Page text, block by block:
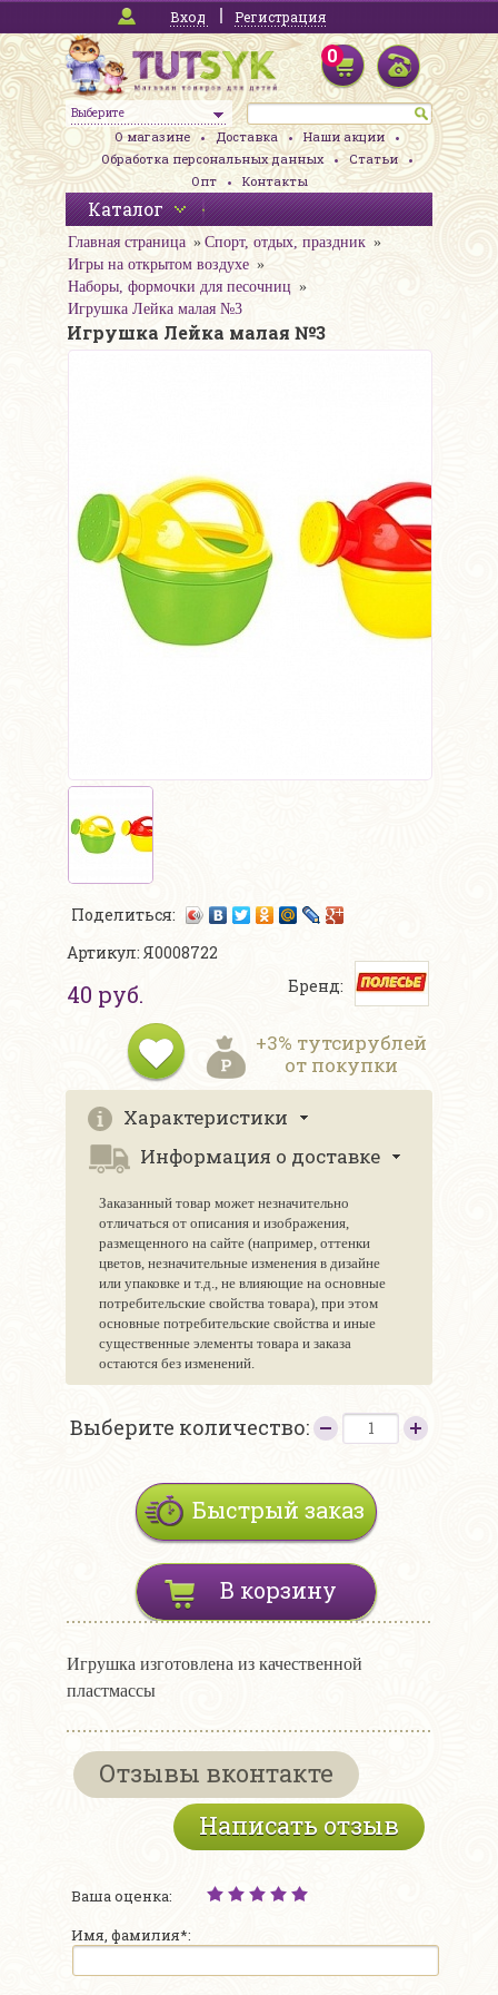
Вход Регистрация
Выберите
0
О магазине Доставка
Наши акции
Обработка персональных данных
Статьи
Опт
Контакты
Каталог
Главная страница
Спорт, отдых, праздник
Игры на открытом воздухе
Наборы, формочки для песочниц
Игрушка Лейка малая №3
Игрушка Лейка малая №3
Поделиться:
Артикул: Я0008722
40 руб. Бренд:
+3% тутсирублей
от покупки
Характеристики
Информация о доставке
Заказанный товар может незначительно
отличаться от описания и изображения,
размещенного на сайте (например, оттенки
цветов, незначительные изменения в дизайне
или упаковке и т.д., не влияющие на основные
потребительские свойства товара), при этом
основные потребительские свойства и иные
существенные элементы товара и заказа
остаются без изменений.
Выберите количество:
Быстрый заказ
В корзину
Игрушка изготовлена из качественной
пластмассы
Отзывы вконтакте
Написать отзыв
Ваша оценка:
Имя, фамилия*: